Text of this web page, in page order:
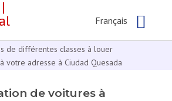
Français
de différentes classes à louer
votre adresse à Ciudad Quesada
de voitures à